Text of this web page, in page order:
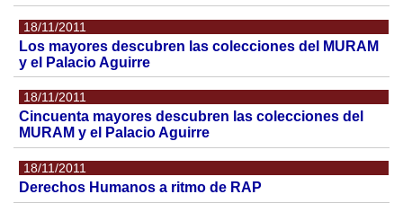
18/11/2011
Los mayores descubren las colecciones del MURAM
y el Palacio Aguirre
18/11/2011
Cincuenta mayores descubren las colecciones del
MURAM y el Palacio Aguirre
18/11/2011
Derechos Humanos a ritmo de RAP